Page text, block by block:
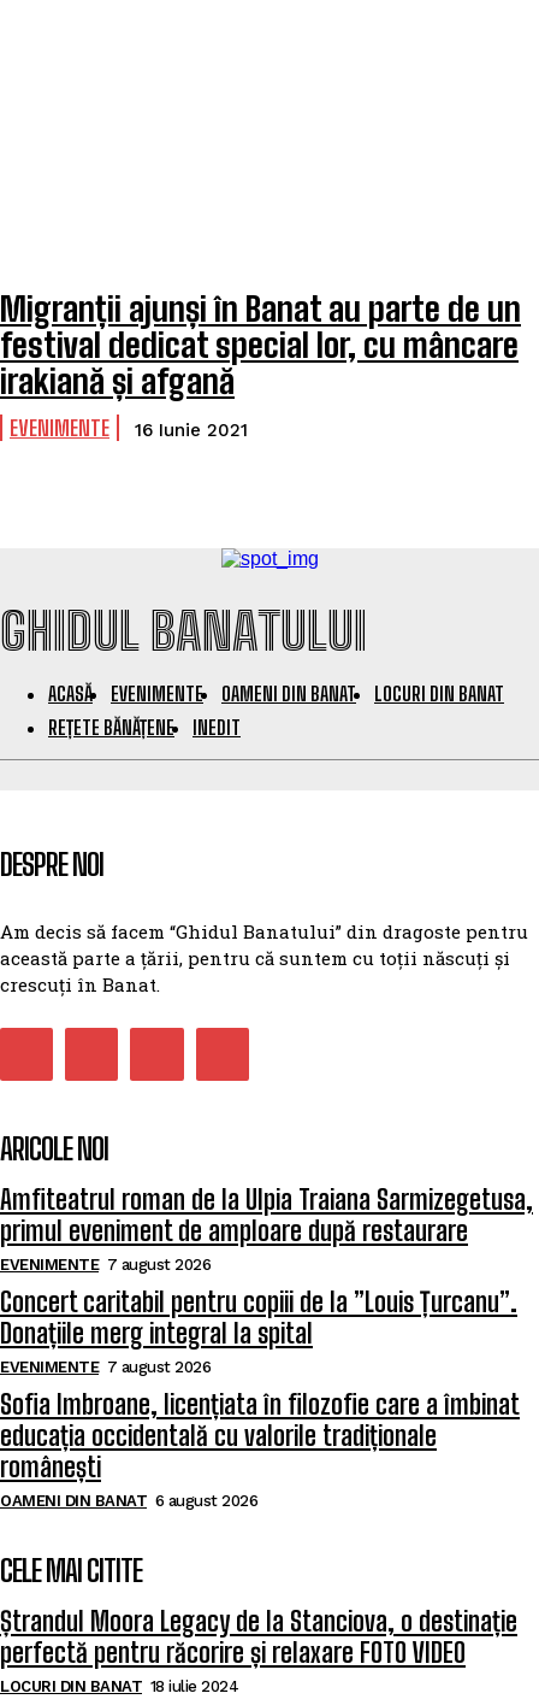
Migranții ajunși în Banat au parte de un
festival dedicat special lor, cu mâncare
irakiană și afgană
EVENIMENTE 16 Iunie 2021
GHIDUL BANATULUI
ACASĂ EVENIMENTE OAMENI DIN BANAT
LOCURI DIN BANAT
REȚETE BĂNĂȚENE
INEDIT
DESPRE NOI
Am decis să facem “Ghidul Banatului” din dragoste pentru
această parte a țării, pentru că suntem cu toții născuți și
crescuți în Banat.
ARICOLE NOI
Amfiteatrul roman de la Ulpia Traiana Sarmizegetusa,
primul eveniment de amploare după restaurare
EVENIMENTE 7 august 2026
Concert caritabil pentru copiii de la ”Louis Țurcanu”.
Donațiile merg integral la spital
EVENIMENTE 7 august 2026
Sofia Imbroane, licențiata în filozofie care a îmbinat
educația occidentală cu valorile tradiționale
românești
OAMENI DIN BANAT 6 august 2026
CELE MAI CITITE
Ștrandul Moora Legacy de la Stanciova, o destinație
perfectă pentru răcorire și relaxare FOTO VIDEO
LOCURI DIN BANAT 18 iulie 2024